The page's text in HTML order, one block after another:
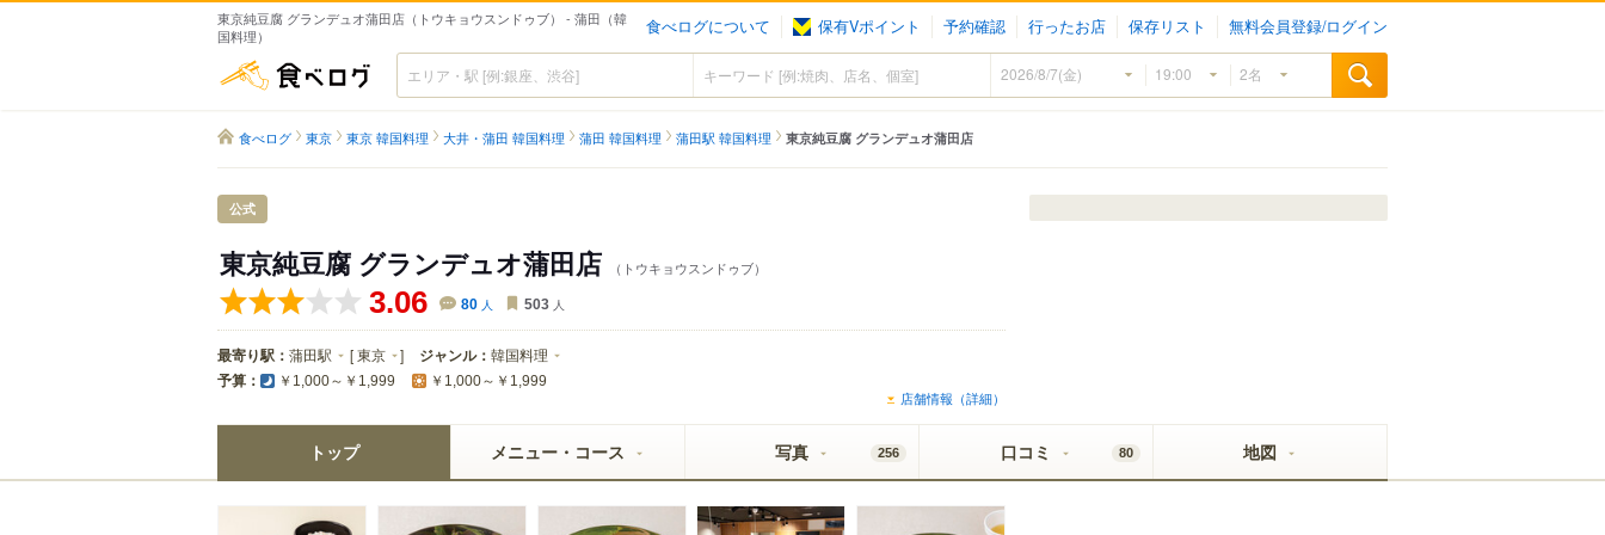
東京純豆腐 グランデュオ蒲田店（トウキョウスンドゥブ） - 蒲田（韓
国料理）
食べログについて 保有Vポイント 予約確認 行ったお店 保存リスト 無料会員登録/ログイン
食べログ
食べログ 東京 東京 韓国料理 大井・蒲田 韓国料理 蒲田 韓国料理 蒲田駅 韓国料理 東京純豆腐 グランデュオ蒲田店
公式
東京純豆腐 グランデュオ蒲田店 （トウキョウスンドゥブ）
3.06 80 人 503 人
最寄り駅： 蒲田駅 [東京 ] ジャンル： 韓国料理
予算： ￥1,000～￥1,999 ￥1,000～￥1,999
店舗情報（詳細）
トップ メニュー・コース 写真 256 口コミ 80 地図